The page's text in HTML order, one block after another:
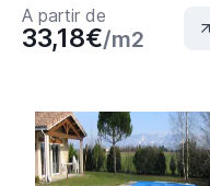
A partir de
33,18€/m2